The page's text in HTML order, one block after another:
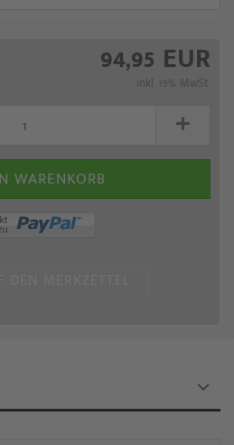
94,95 EUR
inkl. 19% MwSt.